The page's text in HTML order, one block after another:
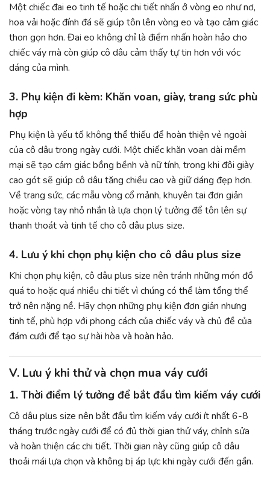
Một chiếc đai eo tinh tế hoặc chi tiết nhấn ở vòng eo như nơ,
hoa vải hoặc đính đá sẽ giúp tôn lên vòng eo và tạo cảm giác
thon gọn hơn. Đai eo không chỉ là điểm nhấn hoàn hảo cho
chiếc váy mà còn giúp cô dâu cảm thấy tự tin hơn với vóc
dáng của mình.
3. Phụ kiện đi kèm: Khăn voan, giày, trang sức phù
hợp
Phụ kiện là yếu tố không thể thiếu để hoàn thiện vẻ ngoài
của cô dâu trong ngày cưới. Một chiếc khăn voan dài mềm
mại sẽ tạo cảm giác bồng bềnh và nữ tính, trong khi đôi giày
cao gót sẽ giúp cô dâu tăng chiều cao và giữ dáng đẹp hơn.
Về trang sức, các mẫu vòng cổ mảnh, khuyên tai đơn giản
hoặc vòng tay nhỏ nhắn là lựa chọn lý tưởng để tôn lên sự
thanh thoát và tinh tế cho cô dâu plus size.
4. Lưu ý khi chọn phụ kiện cho cô dâu plus size
Khi chọn phụ kiện, cô dâu plus size nên tránh những món đồ
quá to hoặc quá nhiều chi tiết vì chúng có thể làm tổng thể
trở nên nặng nề. Hãy chọn những phụ kiện đơn giản nhưng
tinh tế, phù hợp với phong cách của chiếc váy và chủ đề của
đám cưới để tạo sự hài hòa và hoàn hảo.
V. Lưu ý khi thử và chọn mua váy cưới
1. Thời điểm lý tưởng để bắt đầu tìm kiếm váy cưới
Cô dâu plus size nên bắt đầu tìm kiếm váy cưới ít nhất 6-8
tháng trước ngày cưới để có đủ thời gian thử váy, chỉnh sửa
và hoàn thiện các chi tiết. Thời gian này cũng giúp cô dâu
thoải mái lựa chọn và không bị áp lực khi ngày cưới đến gần.